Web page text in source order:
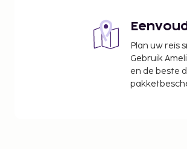
Plan uw reis
Gebruik
en de beste